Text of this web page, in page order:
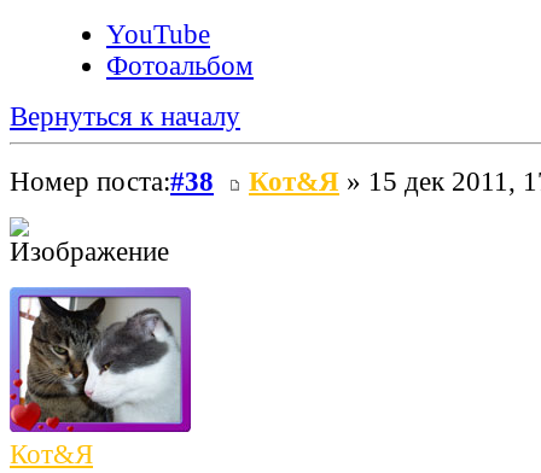
YouTube
Фотоальбом
Вернуться к началу
Номер поста:#38 Кот&Я » 15 дек 2011,
Кот&Я